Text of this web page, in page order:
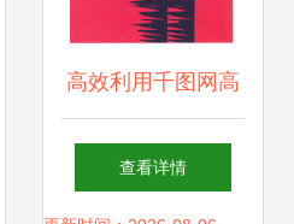
高效利用千图网高
清免费素材 探讨平
查看详情